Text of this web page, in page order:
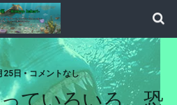
25日 • コメントなし
ていろいろ。恐